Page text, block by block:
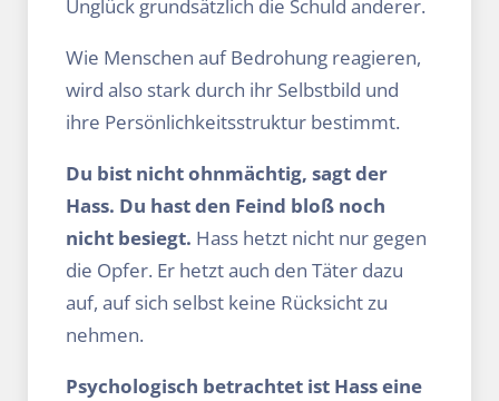
Unglück grundsätzlich die Schuld anderer.
Wie Menschen auf Bedrohung reagieren,
wird also stark durch ihr Selbstbild und
ihre Persönlich­keitsstruktur bestimmt.
Du bist nicht ohnmächtig, sagt der
Hass. Du hast den Feind bloß noch
nicht besiegt. Hass hetzt nicht nur gegen
die Opfer. Er hetzt auch den Täter dazu
auf, auf sich selbst keine Rücksicht zu
nehmen.
Psychologisch betrachtet ist Hass eine